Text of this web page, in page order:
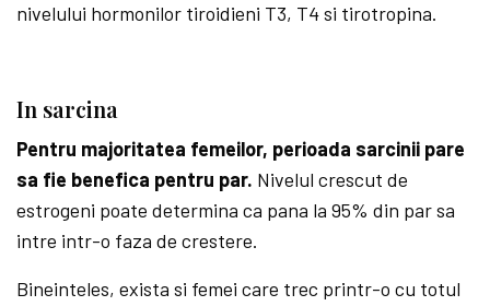
nivelului hormonilor tiroidieni T3, T4 si tirotropina.
In sarcina
Pentru majoritatea femeilor, perioada sarcinii pare
sa fie benefica pentru par. Nivelul crescut de
estrogeni poate determina ca pana la 95% din par sa
intre intr-o faza de crestere.
Bineinteles, exista si femei care trec printr-o cu totul